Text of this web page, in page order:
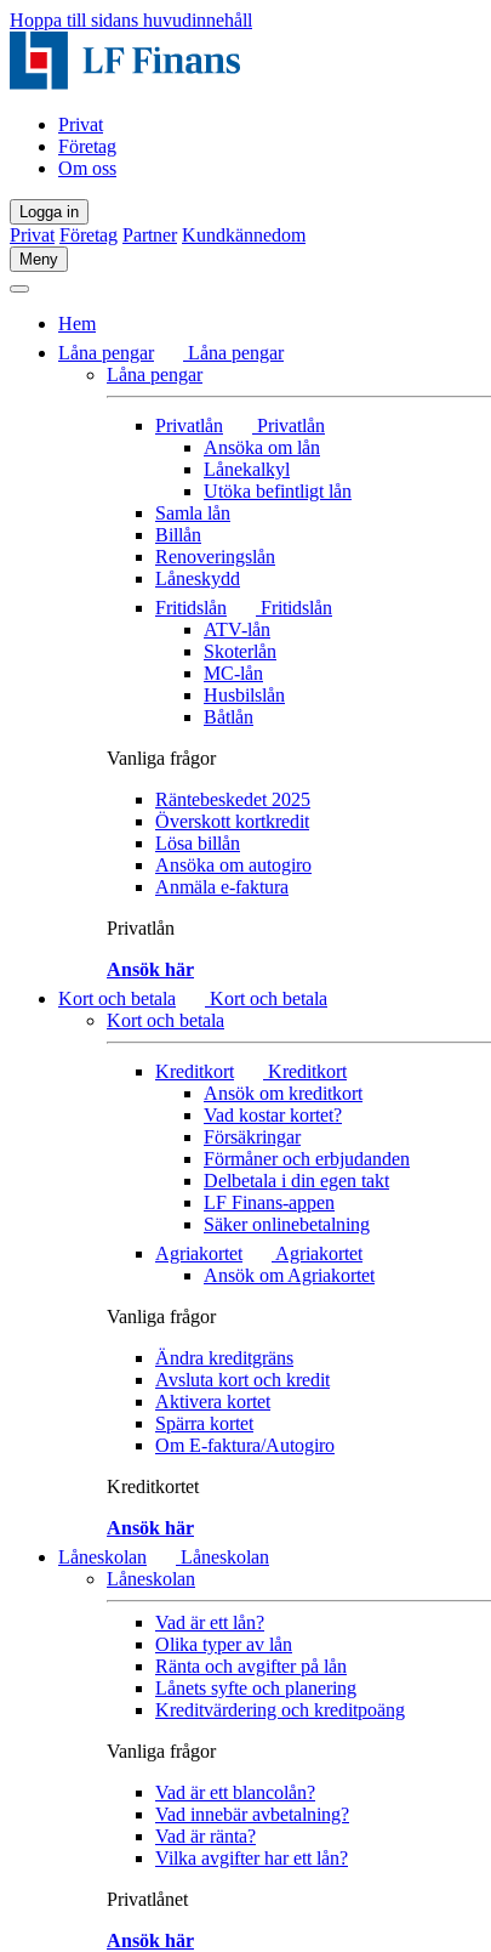
Hoppa till sidans huvudinnehåll
Privat
Företag
Om oss
Logga in
Privat Företag Partner Kundkännedom
Meny
Hem
Låna pengar
Låna pengar
Låna pengar
Privatlån
Privatlån
Ansöka om lån
Lånekalkyl
Utöka befintligt lån
Samla lån
Billån
Renoveringslån
Låneskydd
Fritidslån
Fritidslån
ATV-lån
Skoterlån
MC-lån
Husbilslån
Båtlån
Vanliga frågor
Räntebeskedet 2025
Överskott kortkredit
Lösa billån
Ansöka om autogiro
Anmäla e-faktura
Privatlån
Ansök här
Kort och betala
Kort och betala
Kort och betala
Kreditkort
Kreditkort
Ansök om kreditkort
Vad kostar kortet?
Försäkringar
Förmåner och erbjudanden
Delbetala i din egen takt
LF Finans-appen
Säker onlinebetalning
Agriakortet
Agriakortet
Ansök om Agriakortet
Vanliga frågor
Ändra kreditgräns
Avsluta kort och kredit
Aktivera kortet
Spärra kortet
Om E-faktura/Autogiro
Kreditkortet
Ansök här
Låneskolan
Låneskolan
Låneskolan
Vad är ett lån?
Olika typer av lån
Ränta och avgifter på lån
Lånets syfte och planering
Kreditvärdering och kreditpoäng
Vanliga frågor
Vad är ett blancolån?
Vad innebär avbetalning?
Vad är ränta?
Vilka avgifter har ett lån?
Privatlånet
Ansök här